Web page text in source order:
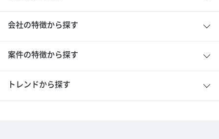
会社の特徴から探す
案件の特徴から探す
トレンドから探す